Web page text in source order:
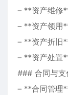
– **资产维修
– **资产领用
– **资产折旧
– **资产处置
### 合同与支
– **合同管理